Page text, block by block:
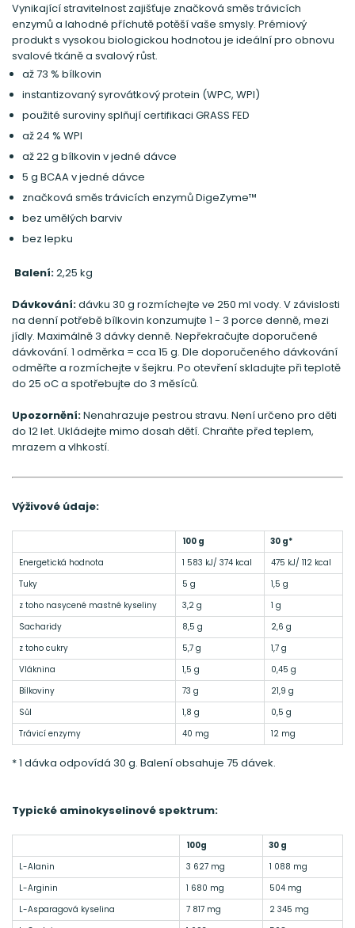
Vynikající stravitelnost zajišťuje značková směs trávicích
enzymů a lahodné příchutě potěší vaše smysly. Prémiový
produkt s vysokou biologickou hodnotou je ideální pro obnovu
svalové tkáně a svalový růst.
až 73 % bílkovin
instantizovaný syrovátkový protein (WPC, WPI)
použité suroviny splňují certifikaci GRASS FED
až 24 % WPI
až 22 g bílkovin v jedné dávce
5 g BCAA v jedné dávce
značková směs trávicích enzymů DigeZyme™
bez umělých barviv
bez lepku
Balení:2,25 kg
Dávkování:dávku 30 g rozmíchejte ve 250 ml vody. V závislosti
na denní potřebě bílkovin konzumujte 1 - 3 porce denně, mezi
jídly. Maximálně 3 dávky denně. Nepřekračujte doporučené
dávkování. 1 odměrka = cca 15 g. Dle doporučeného dávkování
odměřte a rozmíchejte v šejkru. Po otevření skladujte při teplotě
do 25 oC a spotřebujte do 3 měsíců.
Upozornění:Nenahrazuje pestrou stravu. Není určeno pro děti
do 12 let. Ukládejte mimo dosah dětí. Chraňte před teplem,
mrazem a vlhkostí.
Výživové údaje:
100 g
30 g*
Energetická hodnota
1 583 kJ/ 374 kcal
475 kJ/ 112 kcal
Tuky
5 g
1,5 g
z toho nasycené mastné kyseliny
3,2 g
1 g
Sacharidy
8,5 g
2,6 g
z toho cukry
5,7 g
1,7 g
Vláknina
1,5 g
0,45 g
Bílkoviny
73 g
21,9 g
Sůl
1,8 g
0,5 g
Trávicí enzymy
40 mg 12 mg
* 1 dávka odpovídá 30 g. Balení obsahuje 75 dávek.
Typické aminokyselinové spektrum:
100g
30 g
L-Alanin
3 627 mg
1 088 mg
L-Arginin
1 680 mg
504 mg
L-Asparagová kyselina
7 817 mg
2 345 mg